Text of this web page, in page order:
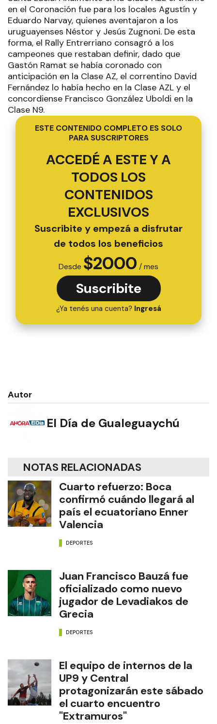
en el Coronación fue para los locales Agustín y
Eduardo Narvay, quienes aventajaron a los
uruguayenses Néstor y Jesús Zugnoni. De esta
forma, el Rally Entrerriano consagró a los
campeones que restaban definir, dado que
Gastón Ramat se había coronado con
anticipación en la Clase AZ, el correntino David
Fernández lo había hecho en la Clase AZL y el
concordiense Francisco González Uboldi en la
Clase N9.
ESTE CONTENIDO COMPLETO ES SOLO
PARA SUSCRIPTORES
ACCEDÉ A ESTE Y A
TODOS LOS
CONTENIDOS
EXCLUSIVOS
Suscribite y empezá a disfrutar
de todos los beneficios
Desde $2000 / mes
Suscribite
¿Ya tenés una cuenta? Ingresá
Autor
El Día de Gualeguaychú
NOTAS RELACIONADAS
Cuarto refuerzo: Boca
confirmó cuándo llegará al
país el ecuatoriano Enner
Valencia
DEPORTES
Juan Francisco Bauzá fue
oficializado como nuevo
jugador de Levadiakos de
Grecia
DEPORTES
El equipo de internos de la
UP9 y Central
protagonizarán este sábado
el cuarto encuentro
"Extramuros"